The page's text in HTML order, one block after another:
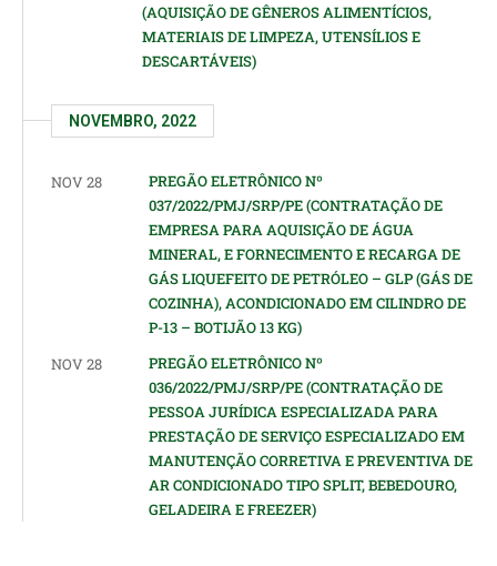
(AQUISIÇÃO DE GÊNEROS ALIMENTÍCIOS,
MATERIAIS DE LIMPEZA, UTENSÍLIOS E
DESCARTÁVEIS)
NOVEMBRO, 2022
NOV 28
PREGÃO ELETRÔNICO Nº
037/2022/PMJ/SRP/PE (CONTRATAÇÃO DE
EMPRESA PARA AQUISIÇÃO DE ÁGUA
MINERAL, E FORNECIMENTO E RECARGA DE
GÁS LIQUEFEITO DE PETRÓLEO – GLP (GÁS DE
COZINHA), ACONDICIONADO EM CILINDRO DE
P-13 – BOTIJÃO 13 KG)
NOV 28
PREGÃO ELETRÔNICO Nº
036/2022/PMJ/SRP/PE (CONTRATAÇÃO DE
PESSOA JURÍDICA ESPECIALIZADA PARA
PRESTAÇÃO DE SERVIÇO ESPECIALIZADO EM
MANUTENÇÃO CORRETIVA E PREVENTIVA DE
AR CONDICIONADO TIPO SPLIT, BEBEDOURO,
GELADEIRA E FREEZER)